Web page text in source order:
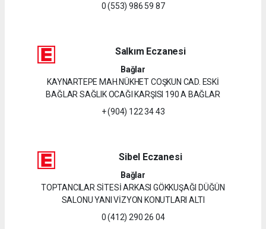
0 (553) 986 59 87
Salkım Eczanesi
Bağlar
KAYNARTEPE MAH.NÜKHET COŞKUN CAD. ESKİ
BAĞLAR SAĞLIK OCAĞI KARŞISI 190 A BAĞLAR
+ (904) 122 34 43
Sibel Eczanesi
Bağlar
TOPTANCILAR SİTESİ ARKASI GÖKKUŞAĞI DÜĞÜN
SALONU YANI VİZYON KONUTLARI ALTI
0 (412) 290 26 04